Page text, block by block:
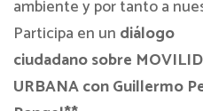
ambiente y por tanto a
Participa en un diálogo
ciudadanosobre
URBANA conGuillermo